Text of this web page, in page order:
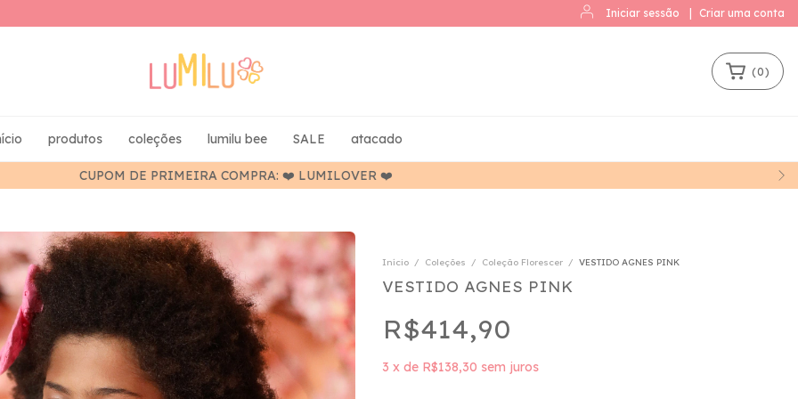
Iniciar sessão Criar uma conta
CUPOM DE PRIMEIRA COMPRA: ❤️ LUMILOVER ❤️
(0)
produtos coleções lumilu bee SALE atacado
Início / Coleções / Coleção Florescer / VESTIDO AGNES PINK
VESTIDO AGNES PINK
R$414,90
3 x de R$138,30 sem juros